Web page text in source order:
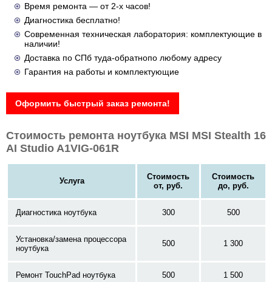
Время ремонта — от 2-х часов!
Диагностика бесплатно!
Современная техническая лаборатория: комплектующие в
наличии!
Доставка по СПб туда-обратнопо любому адресу
Гарантия на работы и комплектующие
Оформить быстрый заказ ремонта!
Стоимость ремонта ноутбука MSI MSI Stealth 16
AI Studio A1VIG-061R
Услуга
Стоимость
от, руб.
Стоимость
до, руб.
Диагностика ноутбука 300 500
Установка/замена процессора
ноутбука
500 1 300
Ремонт TouchPad ноутбука 500 1 500